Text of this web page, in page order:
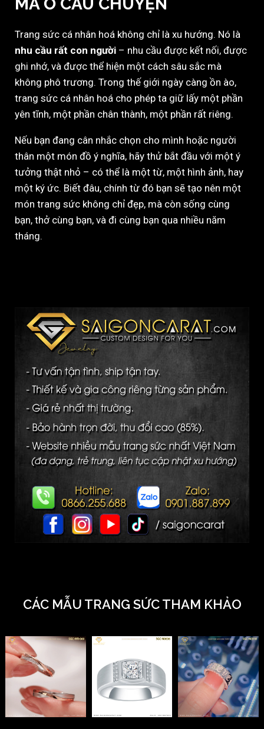
MÀ Ở CÂU CHUYỆN
Trang sức cá nhân hoá không chỉ là xu hướng. Nó là
nhu cầu rất con người – nhu cầu được kết nối, được
ghi nhớ, và được thể hiện một cách sâu sắc mà
không phô trương. Trong thế giới ngày càng ồn ào,
trang sức cá nhân hoá cho phép ta giữ lấy một phần
yên tĩnh, một phần chân thành, một phần rất riêng.
Nếu bạn đang cân nhắc chọn cho mình hoặc người
thân một món đồ ý nghĩa, hãy thử bắt đầu với một ý
tưởng thật nhỏ – có thể là một từ, một hình ảnh, hay
một ký ức. Biết đâu, chính từ đó bạn sẽ tạo nên một
món trang sức không chỉ đẹp, mà còn sống cùng
bạn, thở cùng bạn, và đi cùng bạn qua nhiều năm
tháng.
CÁC MẪU TRANG SỨC THAM KHẢO